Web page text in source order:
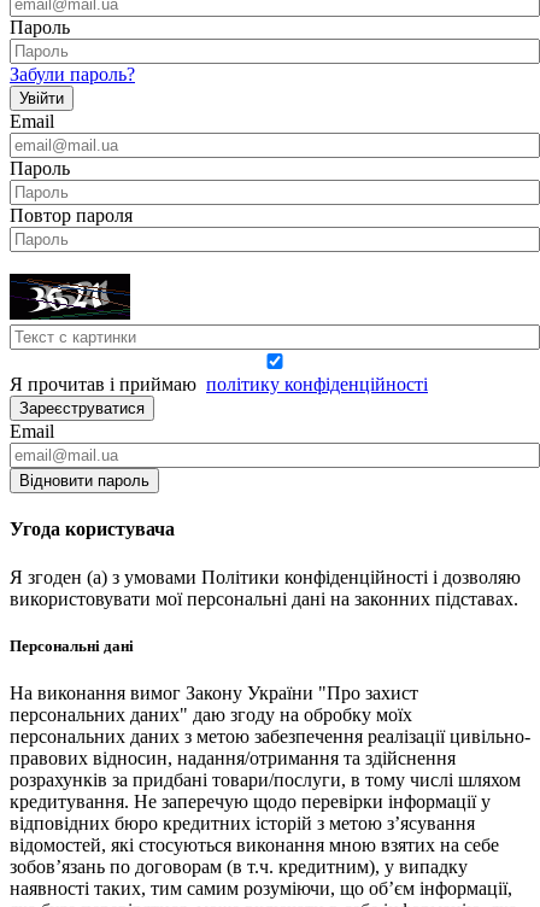
Пароль
Забули пароль?
Увійти
Email
Пароль
Повтор пароля
Я прочитав і приймаю політику конфіденційності
Зареєструватися
Email
Відновити пароль
Угода користувача
Я згоден (а) з умовами Політики конфіденційності і дозволяю
використовувати мої персональні дані на законних підставах.
Персональні дані
На виконання вимог Закону України "Про захист
персональних даних" даю згоду на обробку моїх
персональних даних з метою забезпечення реалізації цивільно-
правових відносин, надання/отримання та здійснення
розрахунків за придбані товари/послуги, в тому числі шляхом
кредитування. Не заперечую щодо перевірки інформації у
відповідних бюро кредитних історій з метою з’ясування
відомостей, які стосуються виконання мною взятих на себе
зобов’язань по договорам (в т.ч. кредитним), у випадку
наявності таких, тим самим розуміючи, що об’єм інформації,